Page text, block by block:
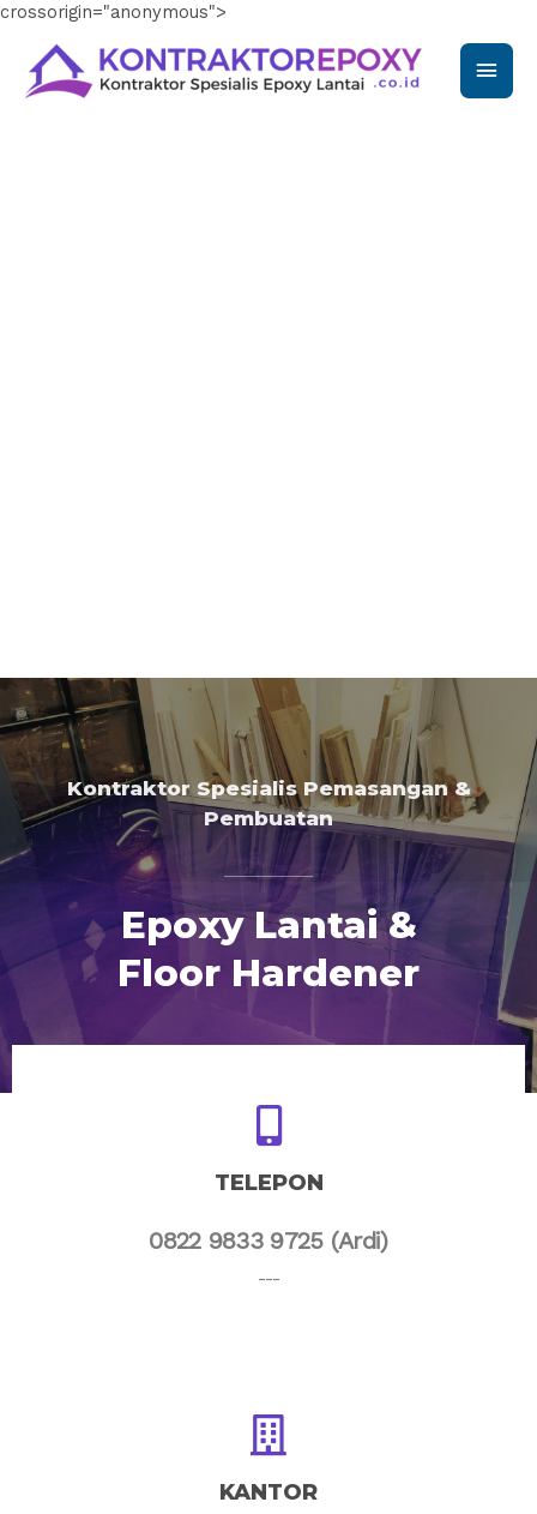
crossorigin="anonymous">
Kontraktor Spesialis Pemasangan &
Pembuatan
Epoxy Lantai &
Floor Hardener
TELEPON
0822 9833 9725 (Ardi)
---
KANTOR